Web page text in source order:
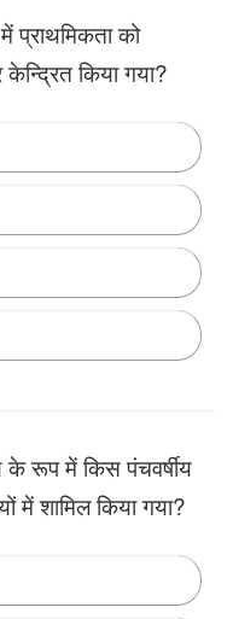
प्राथमिकता को
किया गया?
को प्रतिरक्षा की ओर
के रूप में किस पंचवर्षीय
में शामिल किया गया?